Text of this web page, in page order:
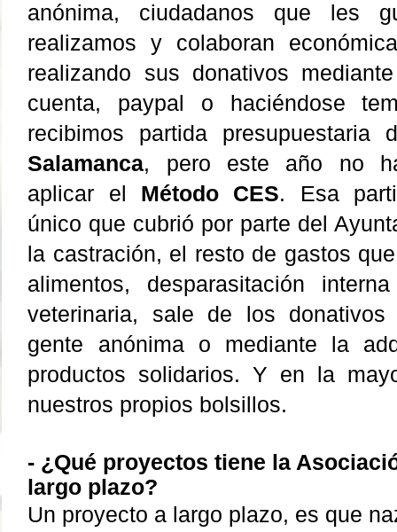
anónima, ciudadanos que les
realizamos y colaboran
realizando sus donativos
cuenta, paypal o haciéndose
recibimos partida presupuestaria
Salamanca, pero este año no
aplicar el Método CES. Esa
único que cubrió por parte del
la castración, el resto de gastos
alimentos, desparasitación
veterinaria, sale de los
gente anónima o mediante la
productos solidarios. Y en la
nuestros propios bolsillos.
- ¿Qué proyectos tiene la
largo plazo?
Un proyecto a largo plazo, es que